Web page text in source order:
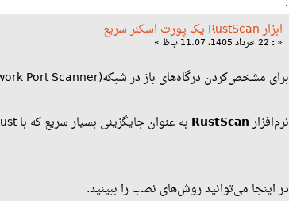
ابزار RustScan یک پورت اسکنر سریع
«
:
برای مشخص‌کردن درگاه‌های باز در شبکه(Network Port Scanner) عموما ابزار
نرم‌افزارRustScan به عنوان جایگزینی بسیار سریع که با Rust نوشته شده است انتخاب مناسبی است.
در اینجا می‌توانید روش‌های نصب را ببینید.